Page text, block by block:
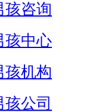
孩咨询
孩中心
孩机构
公司